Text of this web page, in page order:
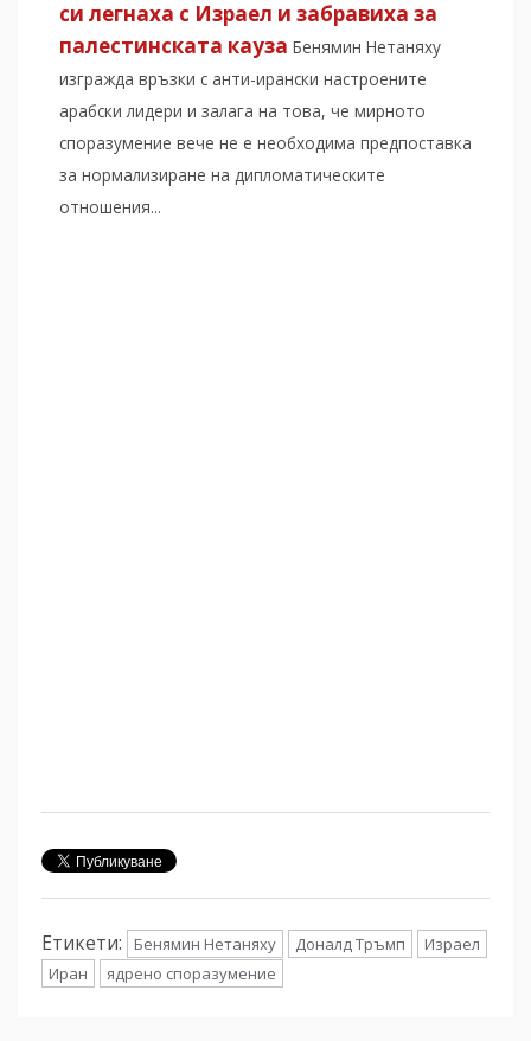
си легнаха с Израел и забравиха за
палестинската кауза Бенямин Нетаняху
изгражда връзки с анти-ирански настроените
арабски лидери и залага на това, че мирното
споразумение вече не е необходима предпоставка
за нормализиране на дипломатическите
отношения...
Етикети: Бенямин Нетаняху Доналд Тръмп
Израел
Иран
ядрено споразумение